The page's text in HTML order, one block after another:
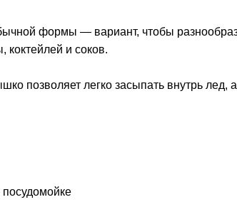
формы — вариант, чтобы
коктейлей и соков.
позволяет легко засыпать внутрь лед,